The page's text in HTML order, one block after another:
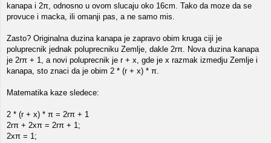
kanapa i 2π, odnosno u ovom slucaju oko 16cm. Tako da moze da se
provuce i macka, ili omanji pas, a ne samo mis.
Zasto? Originalna duzina kanapa je zapravo obim kruga ciji je
poluprecnik jednak poluprecniku Zemlje, dakle 2rπ. Nova duzina kanapa
je 2rπ + 1, a novi poluprecnik je r + x, gde je x razmak izmedju Zemlje i
kanapa, sto znaci da je obim 2 * (r + x) * π.
Matematika kaze sledece:
2 * (r + x) * π = 2rπ + 1
2rπ + 2xπ = 2rπ + 1;
2xπ = 1;